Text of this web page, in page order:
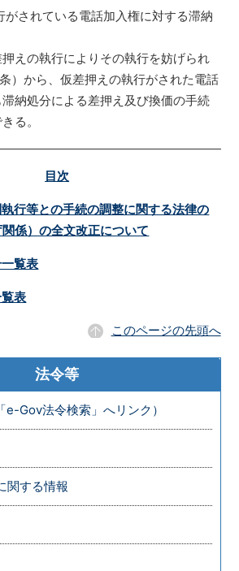
されている電話加入権に対する滞納
えの執行によりその執行を妨げられ
）から、仮差押えの執行がされた電話
納処分による差押え及び換価の手続
きる。
目次
行等との手続の調整に関する法律の
係）の全文改正について
覧表
表
このページの先頭へ
法令等
Gov法令検索」へリンク）
関する情報